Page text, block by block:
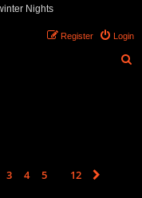
Nights
Login
Register
12
3 4 5 12